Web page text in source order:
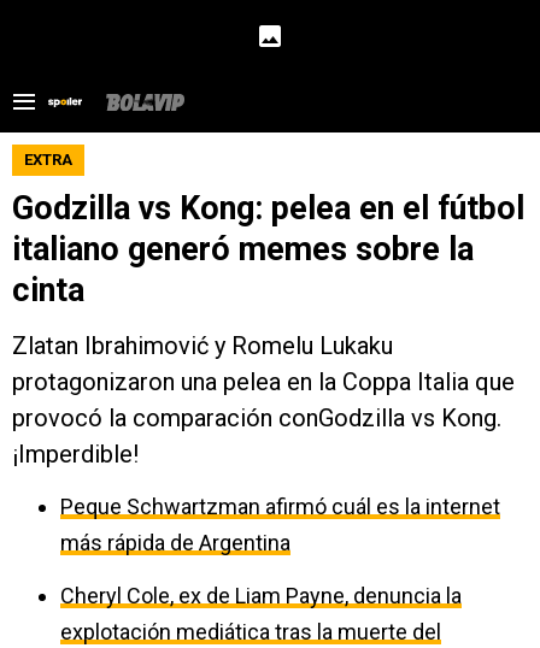
EXTRA
Godzilla vs Kong: pelea en el fútbol
italiano generó memes sobre la
cinta
Zlatan Ibrahimović y Romelu Lukaku
protagonizaron una pelea en la Coppa Italia que
provocó la comparación conGodzilla vs Kong.
¡Imperdible!
Peque Schwartzman afirmó cuál es la internet
más rápida de Argentina
Cheryl Cole, ex de Liam Payne, denuncia la
explotación mediática tras la muerte del